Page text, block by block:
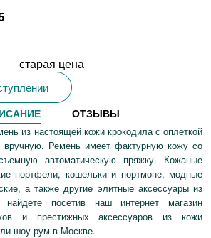
старая цена
ОТЗЫВЫ
из настоящей кожи крокодила с оплеткой
вручную. Ремень имеет фактурную кожу со
автоматическую пряжку. Кожаные
портфели, кошельки и портмоне, модные
а также другие элитные аксессуары из
посетив наш интернет магазин
и престижных аксессуаров из кожи
шоу-рум в Москве.